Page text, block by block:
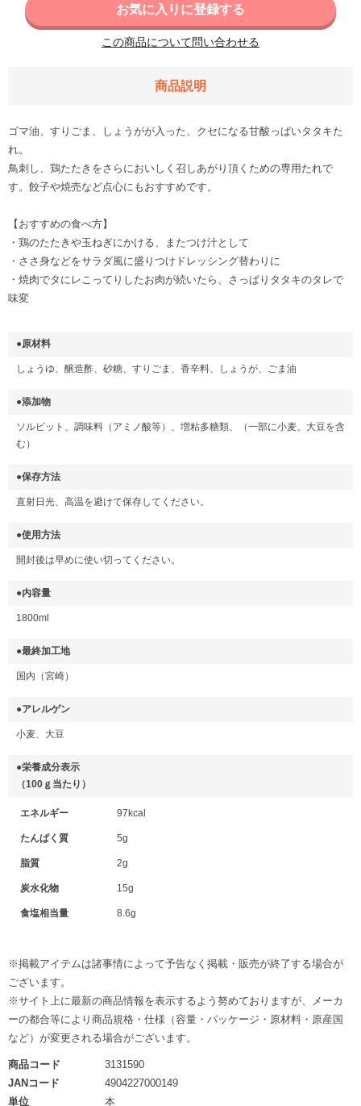
商品コード
3131590
JANコード
4904227000149
単位
本
お気に入りに登録する
この商品について問い合わせる
商品説明
ゴマ油、すりごま、しょうがが入った、クセになる甘酸っぱいタタキた
れ。
鳥刺し、鶏たたきをさらにおいしく召しあがり頂くための専用たれで
す。餃子や焼売など点心にもおすすめです。
【おすすめの食べ方】
・鶏のたたきや玉ねぎにかける、またつけ汁として
・ささ身などをサラダ風に盛りつけドレッシング替わりに
・焼肉でタにレこってりしたお肉が続いたら、さっぱりタタキのタレで
味変
●原材料
しょうゆ、醸造酢、砂糖、すりごま、香辛料、しょうが、ごま油
●添加物
ソルビット、調味料（アミノ酸等）、増粘多糖類、（一部に小麦、大豆を含
む）
●保存方法
直射日光、高温を避けて保存してください。
●使用方法
開封後は早めに使い切ってください。
●内容量
1800ml
●最終加工地
国内（宮崎）
●アレルゲン
小麦、大豆
●栄養成分表示
（100ｇ当たり）
エネルギー 97kcal
たんぱく質 5g
脂質 2g
炭水化物 15g
食塩相当量 8.6g
※掲載アイテムは諸事情によって予告なく掲載・販売が終了する場合が
ございます。
※サイト上に最新の商品情報を表示するよう努めておりますが、メーカ
ーの都合等により商品規格・仕様（容量・パッケージ・原材料・原産国
など）が変更される場合がございます。